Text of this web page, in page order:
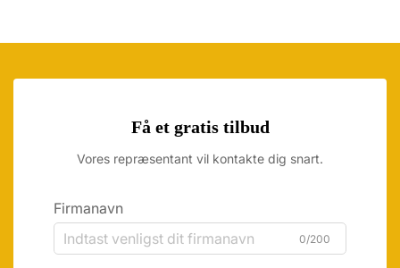
Få et gratis tilbud
Vores repræsentant vil kontakte dig snart.
Firmanavn
0/200